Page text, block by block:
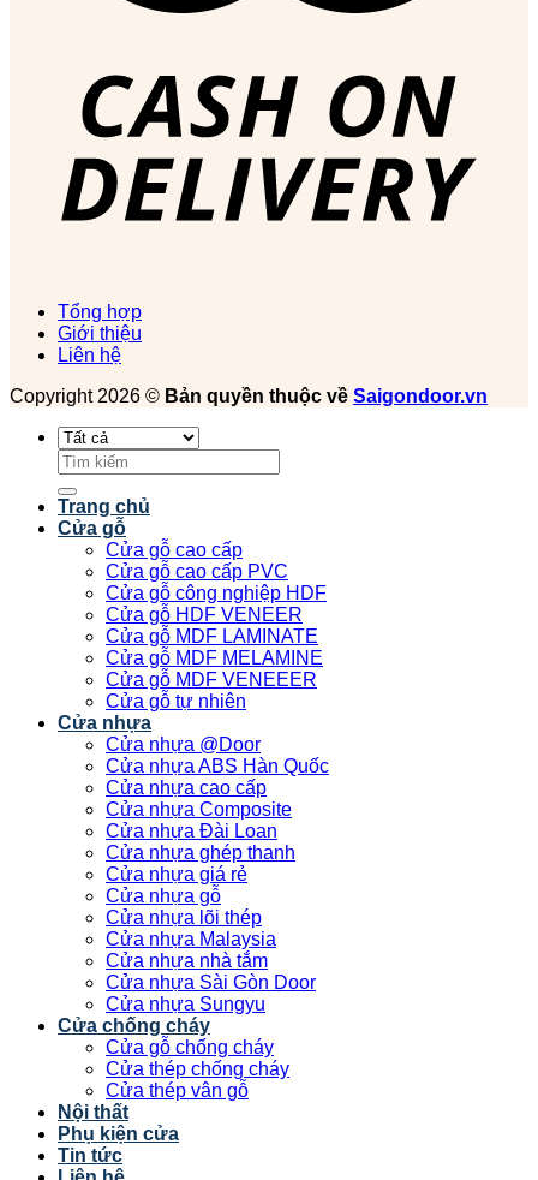
Tổng hợp
Giới thiệu
Liên hệ
Copyright 2026 © Bản quyền thuộc về Saigondoor.vn
Tìm
kiếm:
Trang chủ
Cửa gỗ
Cửa gỗ cao cấp
Cửa gỗ cao cấp PVC
Cửa gỗ công nghiệp HDF
Cửa gỗ HDF VENEER
Cửa gỗ MDF LAMINATE
Cửa gỗ MDF MELAMINE
Cửa gỗ MDF VENEEER
Cửa gỗ tự nhiên
Cửa nhựa
Cửa nhựa @Door
Cửa nhựa ABS Hàn Quốc
Cửa nhựa cao cấp
Cửa nhựa Composite
Cửa nhựa Đài Loan
Cửa nhựa ghép thanh
Cửa nhựa giá rẻ
Cửa nhựa gỗ
Cửa nhựa lõi thép
Cửa nhựa Malaysia
Cửa nhựa nhà tắm
Cửa nhựa Sài Gòn Door
Cửa nhựa Sungyu
Cửa chống cháy
Cửa gỗ chống cháy
Cửa thép chống cháy
Cửa thép vân gỗ
Nội thất
Phụ kiện cửa
Tin tức